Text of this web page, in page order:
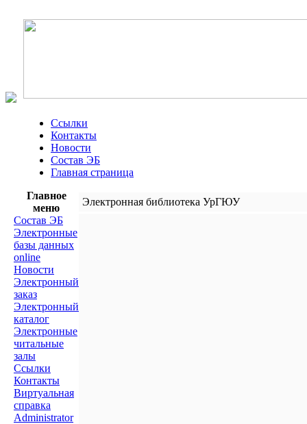
Ссылки
Контакты
Новости
Состав ЭБ
Главная страница
Главное
меню
Состав ЭБ
Электронные
базы данных
online
Новости
Электронный
заказ
Электронный
каталог
Электронные
читальные
залы
Ссылки
Контакты
Виртуальная
справка
Administrator
Электронная библиотека УрГЮУ